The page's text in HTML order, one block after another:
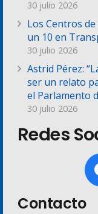
30 julio 2026
Los Centros
un 10 en
30 julio 2026
Astrid Pérez:
ser un relato
el Parlamento
30 julio 2026
Redes
Contacto